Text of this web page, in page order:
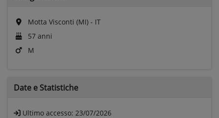
Motta Visconti (MI) - IT
57 anni
M
Date e Statistiche
Ultimo accesso: 23/07/2026